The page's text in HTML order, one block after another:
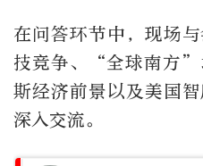
在问答环节中，现场
技竞争、
“全球南方”
斯经济前景以及美国
深入交流。